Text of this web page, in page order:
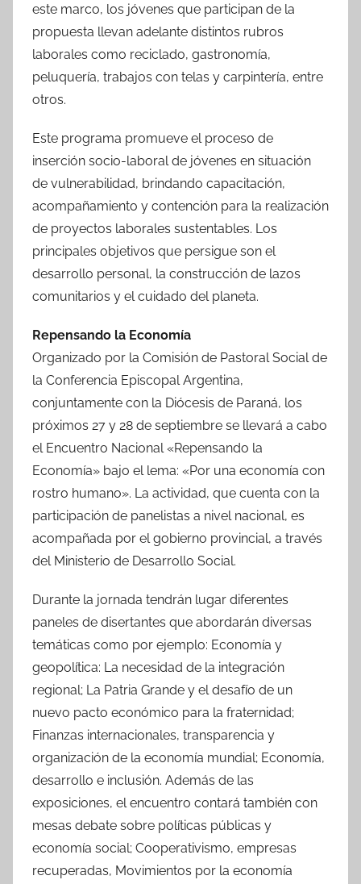
este marco, los jóvenes que participan de la
propuesta llevan adelante distintos rubros
laborales como reciclado, gastronomía,
peluquería, trabajos con telas y carpintería, entre
otros.
Este programa promueve el proceso de
inserción socio-laboral de jóvenes en situación
de vulnerabilidad, brindando capacitación,
acompañamiento y contención para la realización
de proyectos laborales sustentables. Los
principales objetivos que persigue son el
desarrollo personal, la construcción de lazos
comunitarios y el cuidado del planeta.
Repensando la Economía
Organizado por la Comisión de Pastoral Social de
la Conferencia Episcopal Argentina,
conjuntamente con la Diócesis de Paraná, los
próximos 27 y 28 de septiembre se llevará a cabo
el Encuentro Nacional «Repensando la
Economía» bajo el lema: «Por una economía con
rostro humano». La actividad, que cuenta con la
participación de panelistas a nivel nacional, es
acompañada por el gobierno provincial, a través
del Ministerio de Desarrollo Social.
Durante la jornada tendrán lugar diferentes
paneles de disertantes que abordarán diversas
temáticas como por ejemplo: Economía y
geopolítica: La necesidad de la integración
regional; La Patria Grande y el desafío de un
nuevo pacto económico para la fraternidad;
Finanzas internacionales, transparencia y
organización de la economía mundial; Economía,
desarrollo e inclusión. Además de las
exposiciones, el encuentro contará también con
mesas debate sobre políticas públicas y
economía social; Cooperativismo, empresas
recuperadas, Movimientos por la economía